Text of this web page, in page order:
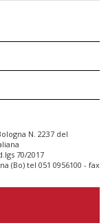
N. 2237 del
70/2017
(Bo) tel 051 0956100 - fax